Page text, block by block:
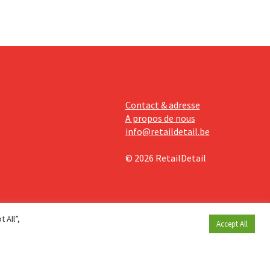
Contact & adresse
A propos de nous
info@retaildetail.be
© 2026 RetailDetail
All”,
Accept All